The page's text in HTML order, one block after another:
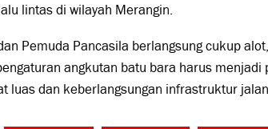
lintas di wilayah Merangin.
Pemuda Pancasila berlangsung cukup
angkutan batu bara harus menjadi
luas dan keberlangsungan infrastruktur